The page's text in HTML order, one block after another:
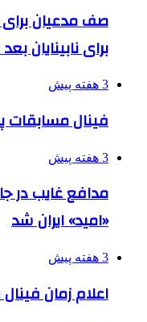
صف مدعیان
برای نابینایان بعد از
3 هفته پیش
فینال
3 هفته پیش
مدافع غایب در
«امید» ایران شد
3 هفته پیش
اعلام زمان فینال